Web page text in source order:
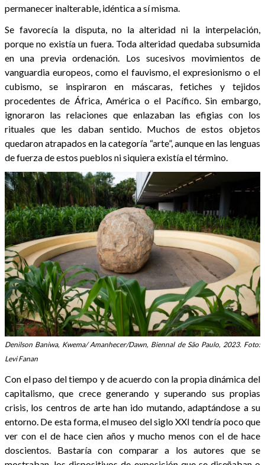
permanecer inalterable, idéntica a sí misma.
Se favorecía la disputa, no la alteridad ni la interpelación,
porque no existía un fuera. Toda alteridad quedaba subsumida
en una previa ordenación. Los sucesivos movimientos de
vanguardia europeos, como el fauvismo, el expresionismo o el
cubismo, se inspiraron en máscaras, fetiches y tejidos
procedentes de África, América o el Pacífico. Sin embargo,
ignoraron las relaciones que enlazaban las efigias con los
rituales que les daban sentido. Muchos de estos objetos
quedaron atrapados en la categoría “arte”, aunque en las lenguas
de fuerza de estos pueblos ni siquiera existía el término.
Denilson Baniwa, Kwema/ Amanhecer/Dawn, Biennal de São Paulo, 2023. Foto:
Levi Fanan
Con el paso del tiempo y de acuerdo con la propia dinámica del
capitalismo, que crece generando y superando sus propias
crisis, los centros de arte han ido mutando, adaptándose a su
entorno. De esta forma, el museo del siglo XXI tendría poco que
ver con el de hace cien años y mucho menos con el de hace
doscientos. Bastaría con comparar a los autores que se